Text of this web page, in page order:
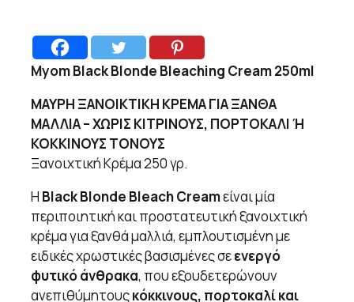
Myom Black Blonde Bleaching Cream 250ml
ΜΑΥΡΗ ΞΑΝΟΙΚΤΙΚΗ ΚΡΕΜΑ ΓΙΑ ΞΑΝΘΑ
ΜΑΛΛΙΑ – ΧΩΡΙΣ ΚΙΤΡΙΝΟΥΣ, ΠΟΡΤΟΚΑΛΙ Ή
ΚΟΚΚΙΝΟΥΣ ΤΟΝΟΥΣ
Ξανοιχτική Κρέμα 250 γρ.
Η Black Blonde Bleach Creamείναι μία
περιποιητική και προστατευτική ξανοιχτική
κρέμα για ξανθά μαλλιά, εμπλουτισμένη με
ειδικές χρωστικές βασισμένες σεενεργό
φυτικό άνθρακα, που εξουδετερώνουν
ανεπιθύμητουςκόκκινους, πορτοκαλί και